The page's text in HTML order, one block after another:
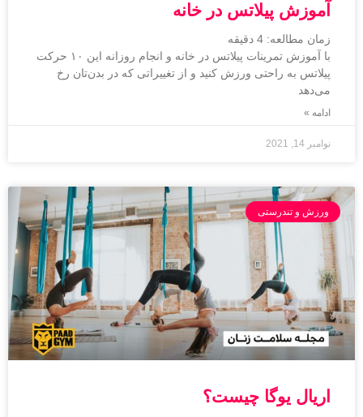
آموزش پیلاتس در خانه‌
زمان مطالعه: 4 دقیقه
با آموزش تمرینات پیلاتس در خانه‌ و انجام روزانه این ۱۰ حرکت
پیلاتس به راحتی ورزش کنید و از تغییراتی که در بدن‌تان رخ
می‌دهد
ادامه »
نوامبر 14, 2021
ورزش و تندرستی
اریال یوگا چیست؟